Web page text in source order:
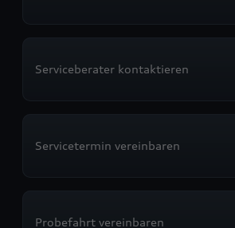
Serviceberater kontaktieren
Servicetermin vereinbaren
Probefahrt vereinbaren